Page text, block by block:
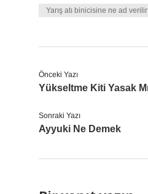
Yarış atı binicisine ne ad verilir
Önceki Yazı
Yükseltme Kiti Yasak
Sonraki Yazı
Ayyuki Ne Demek